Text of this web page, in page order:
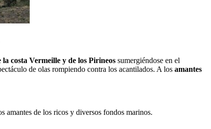
costa Vermeille y de los Pirineos sumergiéndose en el
de olas rompiendo contra los acantilados. A los amantes
amantes de los ricos y diversos fondos marinos.